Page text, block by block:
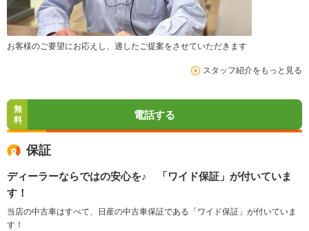
お客様のご要望にお応えし、適したご提案をさせていただきます
スタッフ紹介をもっと見る
無
料
電話する
保証
ディーラーならではの安心を♪ 「ワイド保証」が付いていま
す！
当店の中古車はすべて、日産の中古車保証である「ワイド保証」が付いていま
す！